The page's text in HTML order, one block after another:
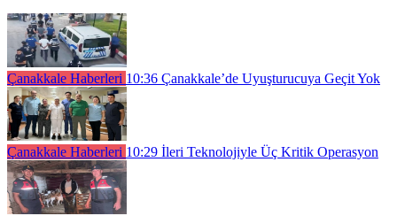
Çanakkale Haberleri 10:36 Çanakkale’de Uyuşturucuya Geçit Yok
Çanakkale Haberleri 10:29 İleri Teknolojiyle Üç Kritik Operasyon